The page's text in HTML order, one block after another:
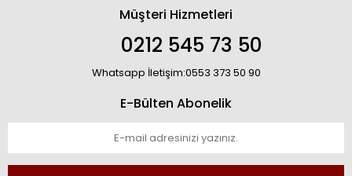
Müşteri Hizmetleri
0212 545 73 50
Whatsapp İletişim:0553 373 50 90
E-Bülten Abonelik